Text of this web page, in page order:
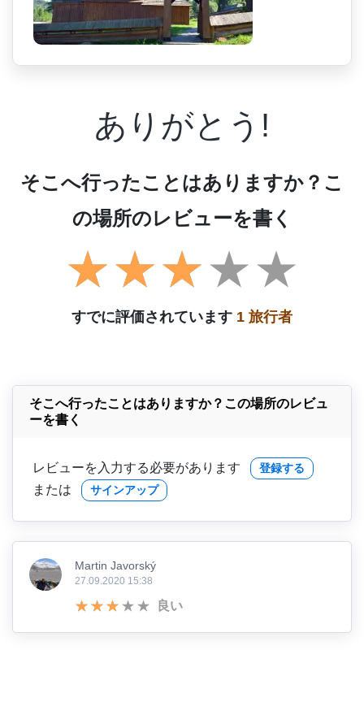
ありがとう!
そこへ行ったことはありますか？こ
の場所のレビューを書く
すでに評価されています 1 旅行者
そこへ行ったことはありますか？この場所のレビュ
ーを書く
レビューを入力する必要があります 登録する
または サインアップ
Martin Javorský
27.09.2020 15:38
良い